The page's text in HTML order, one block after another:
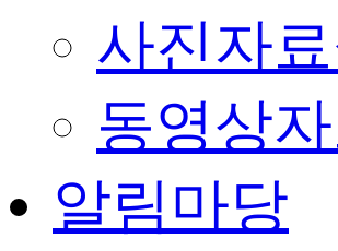
사진자
동영상
알림마당